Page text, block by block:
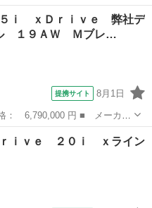
■ グレード名： ３２０ｉ
ング、皮シート、電動シート
５ｉ ｘＤｒｉｖｅ 弊社デ
１９ＡＷ Ｍブレ…
提携サイト 8月1日
ード名： Ｍ３５ｉ ｘＤ
９ＡＷ Ｍブレーキ ヘッド
ｒｉｖｅ ２０ｉ ｘライン